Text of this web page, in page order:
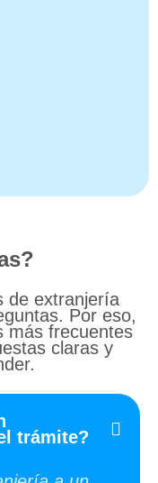
de extranjería
Por eso,
más frecuentes
claras y
trámite?